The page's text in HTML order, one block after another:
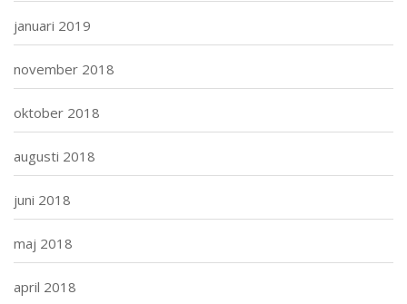
januari 2019
november 2018
oktober 2018
augusti 2018
juni 2018
maj 2018
april 2018